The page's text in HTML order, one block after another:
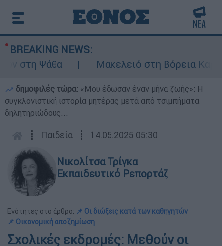
BREAKING NEWS:
Ψάθα
Μακελειό στη Βόρεια
δημοφιλές τώρα: «Μου έδωσαν έναν μήνα ζωής»: Η
συγκλονιστική ιστορία μητέρας μετά από τσιμπήματα
δηλητηριώδους...
┋ Παιδεία ┋ 14.05.2025 05:30
Νικολίτσα Τρίγκα
Εκπαιδευτικό Ρεπορτάζ
Ενότητες στο άρθρο: 📌 Οι διώξεις κατά των καθηγητών
📌 Οικονομική αποζημίωση
Σχολικές εκδρομές: Μεθούν οι